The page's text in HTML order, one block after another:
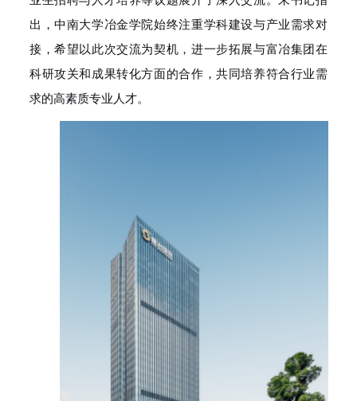
出，中南大学冶金学院始终注重学科建设与产业需求对
接，希望以此次交流为契机，进一步拓展与富冶集团在
科研攻关和成果转化方面的合作，共同培养符合行业需
求的高素质专业人才。